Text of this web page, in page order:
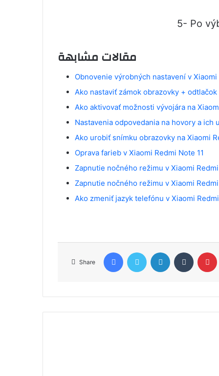
5- Po
مقالات مشابهة
Obnovenie výrobných nastavení v Xiaomi
Ako nastaviť zámok obrazovky +
Ako aktivovať možnosti vývojára na
Nastavenia odpovedania na hovory a ich
Ako urobiť snímku obrazovky na Xiaomi
Oprava farieb v Xiaomi Redmi Note 11
Zapnutie nočného režimu v Xiaomi Redmi
Zapnutie nočného režimu v Xiaomi Redmi
Ako zmeniť jazyk telefónu v Xiaomi Redmi
Share
FacebookTwitter LinkedIn Tumblr